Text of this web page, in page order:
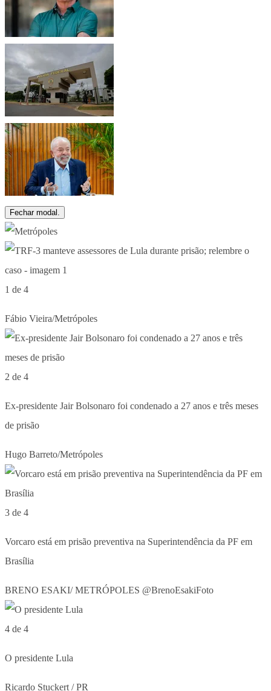
Fechar modal.
1 de 4
Fábio Vieira/Metrópoles
2 de 4
Ex-presidente Jair Bolsonaro foi condenado a 27 anos e três meses
de prisão
Hugo Barreto/Metrópoles
3 de 4
Vorcaro está em prisão preventiva na Superintendência da PF em
Brasília
BRENO ESAKI/ METRÓPOLES @BrenoEsakiFoto
4 de 4
O presidente Lula
Ricardo Stuckert / PR